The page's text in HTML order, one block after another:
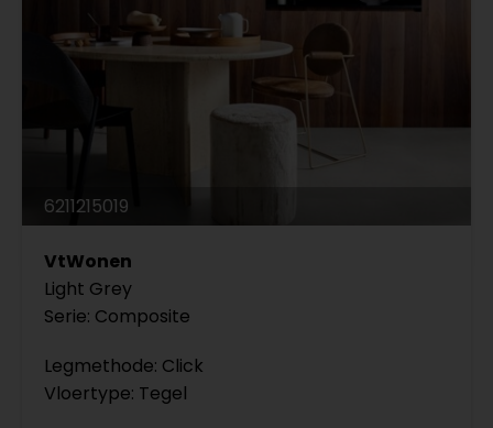
6211215019
VtWonen
Light Grey
Serie: Composite
Legmethode: Click
Vloertype: Tegel